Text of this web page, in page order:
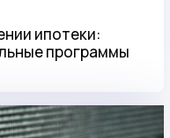
ипотеки:
программы